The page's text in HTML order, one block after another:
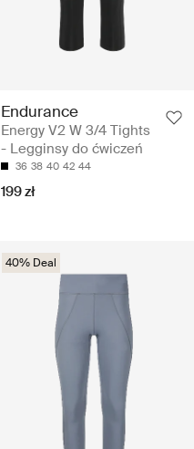
Endurance
Energy V2 W 3/4 Tights
- Legginsy do ćwiczeń
36 38 40 42 44
199 zł
40% Deal